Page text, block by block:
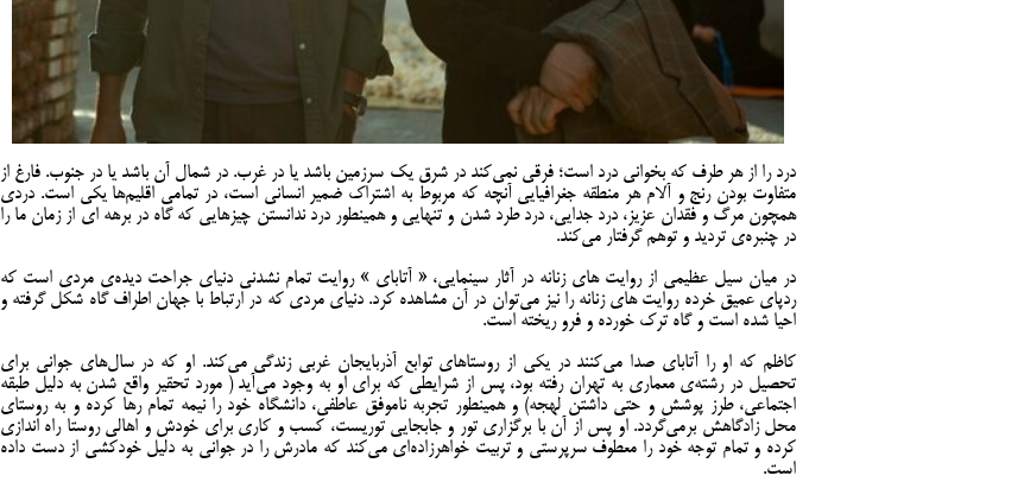
درد را از هر طرف که بخوانی درد است؛ فرقی نمی‌کند در شرق یک سرزمین باشد یا در غرب. در شمال آن باشد یا در جنوب. فارغ از
متفاوت بودن رنج و آلام هر منطقه جغرافیایی آنچه که مربوط به اشتراک ضمیر انسانی است، در تمامی اقلیم‌ها یکی است. دردی
همچون مرگ و فقدان عزیز، درد جدایی، درد طرد شدن و تنهایی و همینطور درد ندانستن چیزهایی که گاه در برهه ای از زمان ما را
در چنبره‌ی تردید و توهم گرفتار می‌کند.
در میان سیل عظیمی از روایت های زنانه در آثار سینمایی، « آتابای » روایت تمام نشدنی دنیای جراحت دیده‌ی مردی است که
ردپای عمیق خرده روایت های زنانه را نیز می‌توان در آن مشاهده کرد. دنیای مردی که در ارتباط با جهان اطراف گاه شکل گرفته و
احیا شده است و گاه ترک خورده و فرو ریخته است.
کاظم که او را آتابای صدا می‌کنند در یکی از روستاهای توابع آذربایجان غربی زندگی می‌کند. او که در سال‌های جوانی برای
تحصیل در رشته‌ی معماری به تهران رفته بود، پس از شرایطی که برای او به وجود می‌آید ( مورد تحقیر واقع شدن به دلیل طبقه
اجتماعی، طرز پوشش و حتی داشتن لهجه) و همینطور تجربه ناموفق عاطفی، دانشگاه خود را نیمه تمام رها کرده و به روستای
محل زادگاهش برمی‌گردد. او پس از آن با برگزاری تور و جابجایی توریست، کسب و کاری برای خودش و اهالی روستا راه اندازی
کرده و تمام توجه خود را معطوف سرپرستی و تربیت خواهرزاده‌ای می‌کند که مادرش را در جوانی به دلیل خودکشی از دست داده
است.